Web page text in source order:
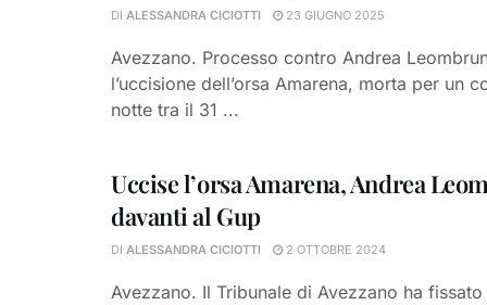
DI ALESSANDRA CICIOTTI 23 GIUGNO 2025
Avezzano. Processo contro Andrea
l’uccisione dell’orsa Amarena, morta per un
notte tra il 31 ...
Uccise l’orsa Amarena, Andrea
davanti al Gup
DI ALESSANDRA CICIOTTI 2 OTTOBRE 2024
Avezzano. Il Tribunale di Avezzano ha